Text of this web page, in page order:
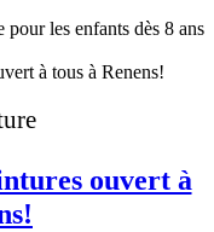
les enfants dès 8 ans
ouvert à